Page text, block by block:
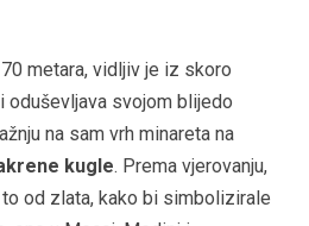
metara, vidljiv je iz skoro
oduševljava svojom blijedo
na sam vrh minareta na
kugle. Prema vjerovanju,
od zlata, kako bi simbolizirale